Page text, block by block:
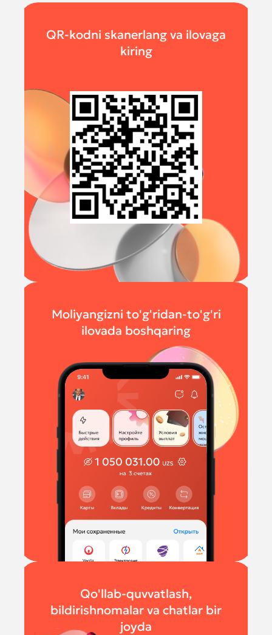
QR-kodni skanerlang va ilovaga
kiring
Moliyangizni to'g'ridan-to'g'ri
ilovada boshqaring
Qo'llab-quvvatlash,
bildirishnomalar va chatlar bir
joyda